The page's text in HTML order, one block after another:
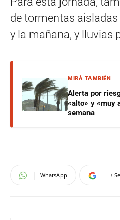
de tormentas
y la mañana, y lluvias
MIRÁ TAMBIÉN
Alerta por
«alto» y «muy
semana
WhatsApp +